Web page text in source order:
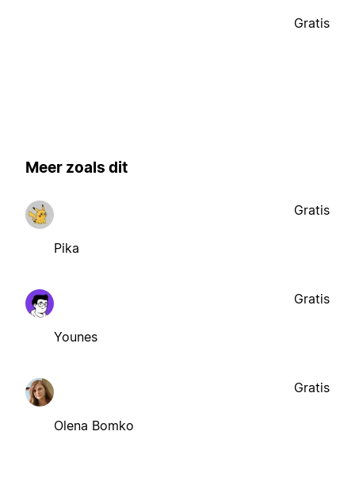
Gratis
Meer zoals dit
Pika
Gratis
Younes
Gratis
Olena Bomko
Gratis